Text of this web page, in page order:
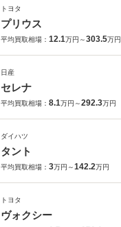
トヨタ
プリウス
平均買取相場： 12.1万円～303.5万円
日産
セレナ
平均買取相場： 8.1万円～292.3万円
ダイハツ
タント
平均買取相場： 3万円～142.2万円
トヨタ
ヴォクシー